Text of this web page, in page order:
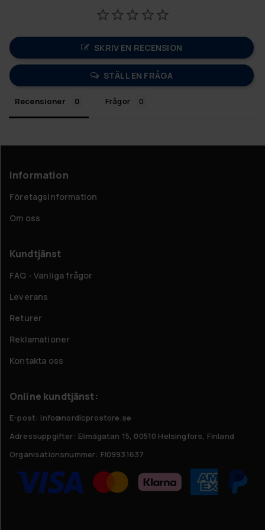
SKRIV EN RECENSION
STÄLL EN FRÅGA
Recensioner Frågor
Information
Företagsinformation
Om oss
Kundtjänst
FAQ - Vanliga frågor
Leverans
Returer
Reklamationer
Kontakta oss
Online kundtjänst:
E-post: info@nordicprostore.se
Adressuppgifter: Elimägatan 15, 00510 Helsingfors, Finland
Organisationsnummer: FI09931637